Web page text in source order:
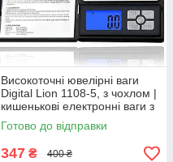
Високоточні ювелірні ваги
Digital Lion 1108-5, з чохлом |
кишенькові електронні ваги з
високою точністю 0,01г, до
500 г
Готово до відправки
347 ₴ 400 ₴